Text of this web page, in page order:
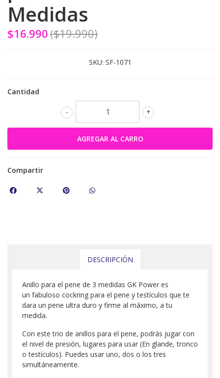
Medidas
$16.990($19.990)
SKU: SF-1071
Cantidad
+
-
Compartir
DESCRIPCIÓN
Anillo para el pene de 3 medidas GK Power es
un fabuloso cockring para el pene y testículos que te
dara un pene ultra duro y firme al máximo, a tu
medida.
Con este trio de anillos para el pene, podrás jugar con
el nivel de presión, lugares para usar (En glande, tronco
o testículos). Puedes usar uno, dos o los tres
simultáneamente.